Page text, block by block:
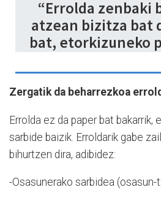
“Errolda zenbaki
atzean bizitza bat
bat, etorkizuneko
Zergatik da beharrezkoa
Errolda ez da paper bat bakarrik,
sarbide baizik. Erroldarik gabe
bihurtzen dira, adibidez:
-Osasunerako sarbidea (osasun-